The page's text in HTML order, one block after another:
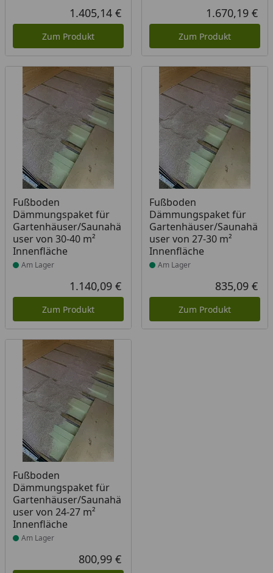
Aktueller Preis
1.405,14 €
Zum Produkt
1.670,19 €
Zum Produkt
Fußboden
Dämmungspaket für
Gartenhäuser/Saunahä
user von 30-40 m²
Innenfläche
Produkt am Lager
Am Lager
Aktueller Preis
1.140,09 €
Zum Produkt
Fußboden
Dämmungspaket für
Gartenhäuser/Saunahä
user von 27-30 m²
Innenfläche
Produkt am Lager
Am Lager
835,09 €
Zum Produkt
Fußboden
Dämmungspaket für
Gartenhäuser/Saunahä
user von 24-27 m²
Innenfläche
Produkt am Lager
Am Lager
Aktueller Preis
800,99 €